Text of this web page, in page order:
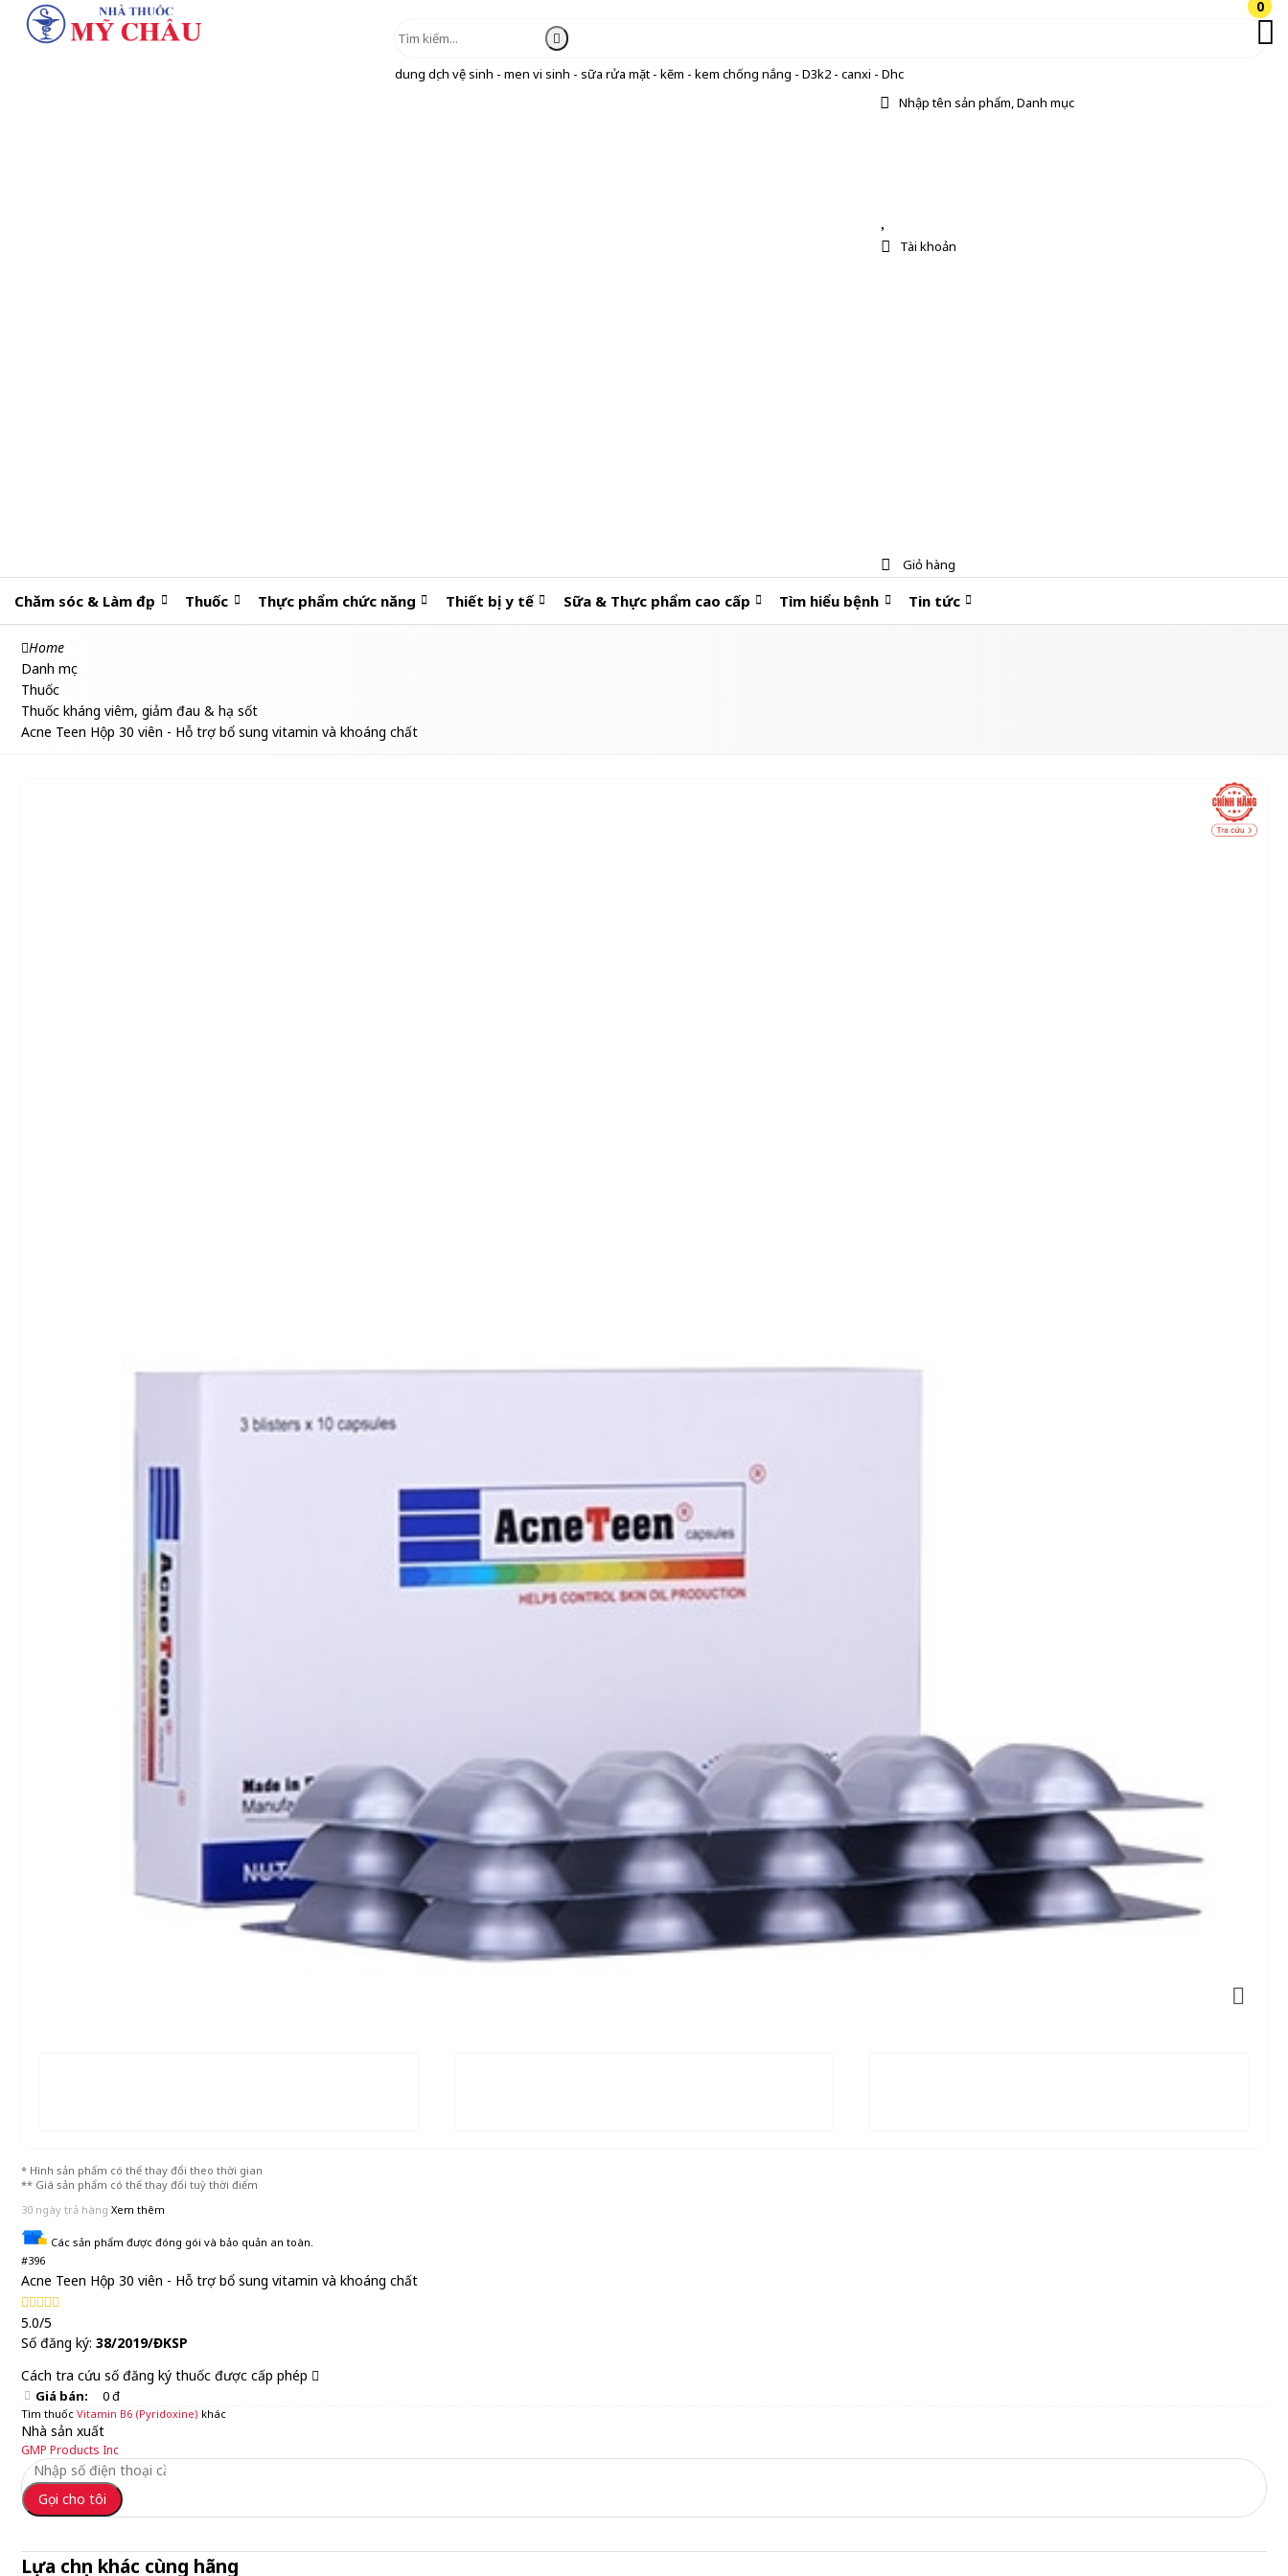
dung dịch vệ sinh - men vi sinh - sữa rửa mặt - kẽm - kem chống nắng - D3k2 - canxi - Dhc
Nhập tên sản phẩm, Danh mục
0
Tài khoản
0
Giỏ hàng
Chăm sóc & Làm đẹp Thuốc Thực phẩm chức năng Thiết bị y tế Sữa & Thực phẩm cao cấp Tìm hiểu bệnh Tin tức
Home
Danh mục
Thuốc
Thuốc kháng viêm, giảm đau & hạ sốt
Acne Teen Hộp 30 viên - Hỗ trợ bổ sung vitamin và khoáng chất
* Hình sản phẩm có thể thay đổi theo thời gian
** Giá sản phẩm có thể thay đổi tuỳ thời điểm
30 ngày trả hàng Xem thêm
Các sản phẩm được đóng gói và bảo quản an toàn.
#396
Acne Teen Hộp 30 viên - Hỗ trợ bổ sung vitamin và khoáng chất
5.0/5
Số đăng ký: 38/2019/ĐKSP
Cách tra cứu số đăng ký thuốc được cấp phép
Giá bán: 0 đ
Tìm thuốc Vitamin B6 (Pyridoxine) khác
Nhà sản xuất
GMP Products Inc
Gọi cho tôi
Lựa chọn khác cùng hãng